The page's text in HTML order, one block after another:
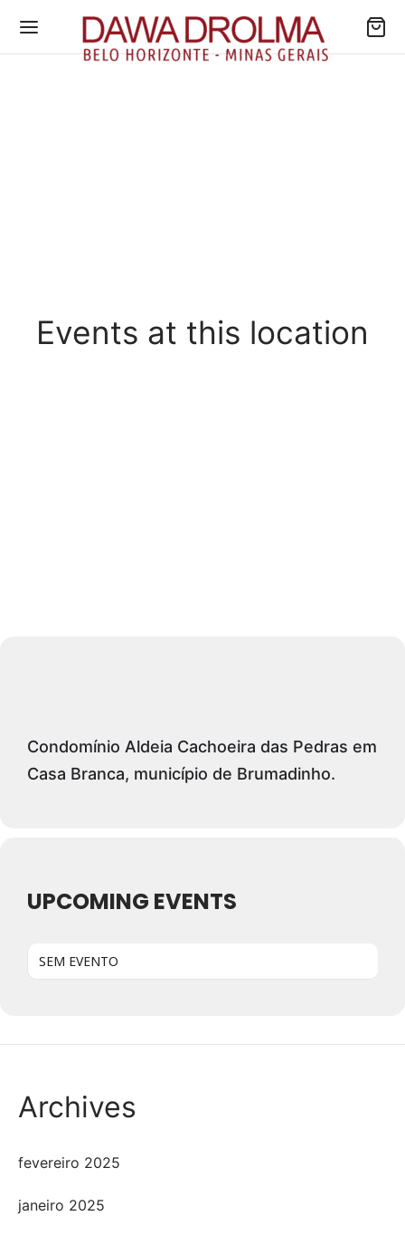
Events at this location
Condomínio Aldeia Cachoeira das Pedras em
Casa Branca, município de Brumadinho.
UPCOMING EVENTS
SEM EVENTO
Archives
fevereiro 2025
janeiro 2025